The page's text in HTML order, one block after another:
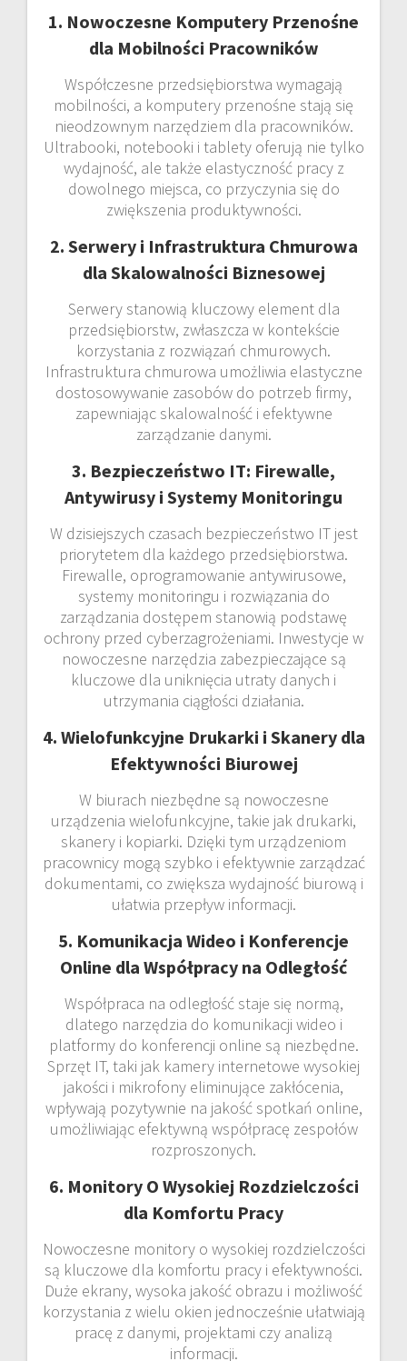
1. Nowoczesne Komputery Przenośne
dla Mobilności Pracowników
Współczesne przedsiębiorstwa wymagają
mobilności, a komputery przenośne stają się
nieodzownym narzędziem dla pracowników.
Ultrabooki, notebooki i tablety oferują nie tylko
wydajność, ale także elastyczność pracy z
dowolnego miejsca, co przyczynia się do
zwiększenia produktywności.
2. Serwery i Infrastruktura Chmurowa
dla Skalowalności Biznesowej
Serwery stanowią kluczowy element dla
przedsiębiorstw, zwłaszcza w kontekście
korzystania z rozwiązań chmurowych.
Infrastruktura chmurowa umożliwia elastyczne
dostosowywanie zasobów do potrzeb firmy,
zapewniając skalowalność i efektywne
zarządzanie danymi.
3. Bezpieczeństwo IT: Firewalle,
Antywirusy i Systemy Monitoringu
W dzisiejszych czasach bezpieczeństwo IT jest
priorytetem dla każdego przedsiębiorstwa.
Firewalle, oprogramowanie antywirusowe,
systemy monitoringu i rozwiązania do
zarządzania dostępem stanowią podstawę
ochrony przed cyberzagrożeniami. Inwestycje w
nowoczesne narzędzia zabezpieczające są
kluczowe dla uniknięcia utraty danych i
utrzymania ciągłości działania.
4. Wielofunkcyjne Drukarki i Skanery dla
Efektywności Biurowej
W biurach niezbędne są nowoczesne
urządzenia wielofunkcyjne, takie jak drukarki,
skanery i kopiarki. Dzięki tym urządzeniom
pracownicy mogą szybko i efektywnie zarządzać
dokumentami, co zwiększa wydajność biurową i
ułatwia przepływ informacji.
5. Komunikacja Wideo i Konferencje
Online dla Współpracy na Odległość
Współpraca na odległość staje się normą,
dlatego narzędzia do komunikacji wideo i
platformy do konferencji online są niezbędne.
Sprzęt IT, taki jak kamery internetowe wysokiej
jakości i mikrofony eliminujące zakłócenia,
wpływają pozytywnie na jakość spotkań online,
umożliwiając efektywną współpracę zespołów
rozproszonych.
6. Monitory O Wysokiej Rozdzielczości
dla Komfortu Pracy
Nowoczesne monitory o wysokiej rozdzielczości
są kluczowe dla komfortu pracy i efektywności.
Duże ekrany, wysoka jakość obrazu i możliwość
korzystania z wielu okien jednocześnie ułatwiają
pracę z danymi, projektami czy analizą
informacji.